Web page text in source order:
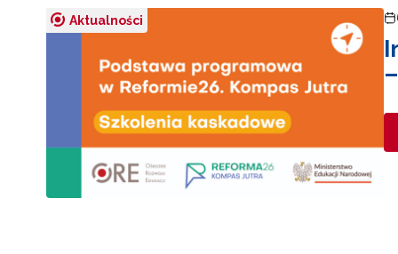
Aktualności